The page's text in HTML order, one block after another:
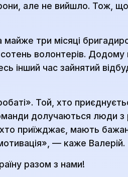
але не вийшло. Тож,
три місяці
волонтерів.
інший час зайнятий
Той, хто
долучаються люди з
приїжджає, мають
— каже Валерій.
разом з нами!